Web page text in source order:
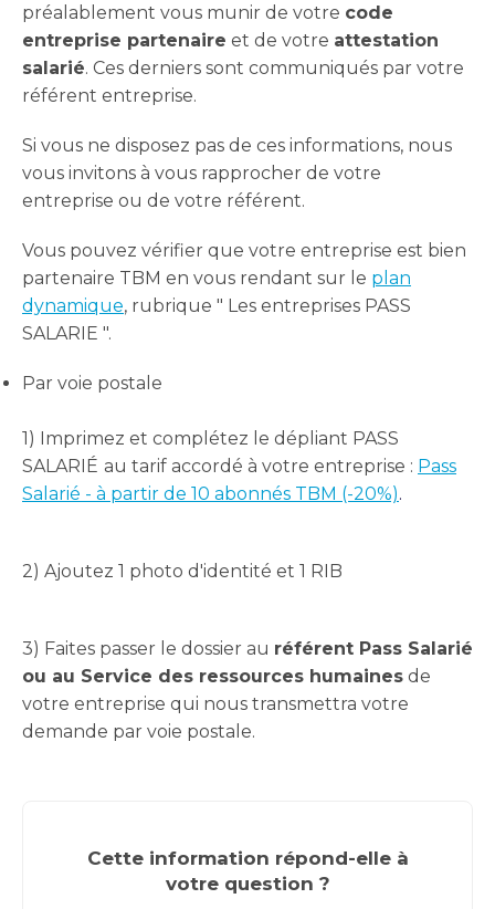
préalablement vous munir de votre code
entreprise partenaire et de votre attestation
salarié. Ces derniers sont communiqués par votre
référent entreprise.
Si vous ne disposez pas de ces informations, nous
vous invitons à vous rapprocher de votre
entreprise ou de votre référent.
Vous pouvez vérifier que votre entreprise est bien
partenaire TBM en vous rendant sur le plan
dynamique, rubrique " Les entreprises PASS
SALARIE ".
Par voie postale
1) Imprimez et complétez le dépliant PASS
SALARIÉ au tarif accordé à votre entreprise : Pass
Salarié - à partir de 10 abonnés TBM (-20%).
2) Ajoutez 1 photo d'identité et 1 RIB
3) Faites passer le dossier au référent Pass Salarié
ou au Service des ressources humaines de
votre entreprise qui nous transmettra votre
demande par voie postale.
Cette information répond-elle à
votre question ?